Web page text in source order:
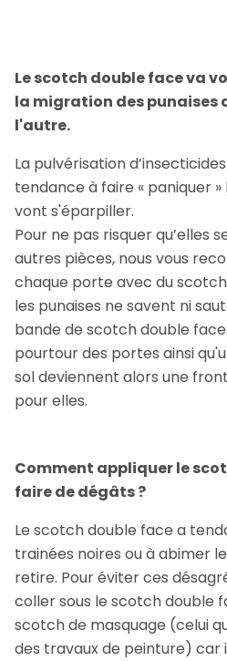
Le scotch double face va
la migration des punaises
l'autre.
La pulvérisation
tendance à faire « paniquer »
vont s'éparpiller.
Pour ne pas risquer qu’elles
autres pièces, nous vous
chaque porte avec du
les punaises ne savent ni
bande de scotch double face
pourtour des portes ainsi
sol deviennent alors une
pour elles.
Comment appliquer le
faire de dégâts ?
Le scotch double face a
trainées noires ou à abimer
retire. Pour éviter ces
coller sous le scotch double
scotch de masquage (celui
des travaux de peinture) car